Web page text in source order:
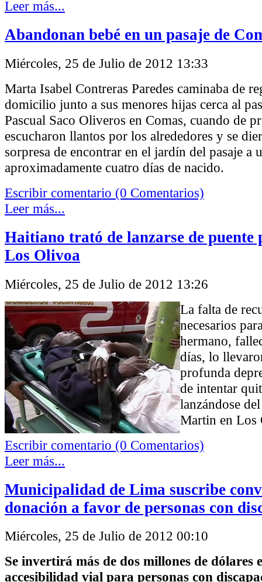
Leer más...
Abandonan bebé en un pasaje de
Miércoles, 25 de Julio de 2012 13:33
Marta Isabel Contreras Paredes caminaba de
domicilio junto a sus menores hijas cerca al
Pascual Saco Oliveros en Comas, cuando de
escucharon llantos por los alrededores y se
sorpresa de encontrar en el jardín del pasaje a
aproximadamente cuatro días de nacido.
Escribir comentario (0 Comentarios)
Leer más...
Haitiano trató de lanzarse de puente
Los Olivoa
Miércoles, 25 de Julio de 2012 13:26
La falta de
necesarios
hermano,
días, lo
profunda
de intentar
lanzándose
Martin en Los
Escribir comentario (0 Comentarios)
Leer más...
Municipalidad de Lima suscribe
donación a favor de personas con
Miércoles, 25 de Julio de 2012 00:10
Se invertirá más de dos millones de dólares
accesibilidad vial para personas con